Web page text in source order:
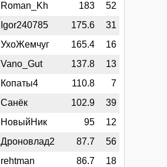
Roman_Kh 183 52
Igor240785 175.6 31
УхоЖемчуг 165.4 16
Vano_Gut 137.8 13
Копаты4 110.8 7
Санёк 102.9 39
НовыйНик 95 12
Дроновлад2 87.7 56
rehtman 86.7 18